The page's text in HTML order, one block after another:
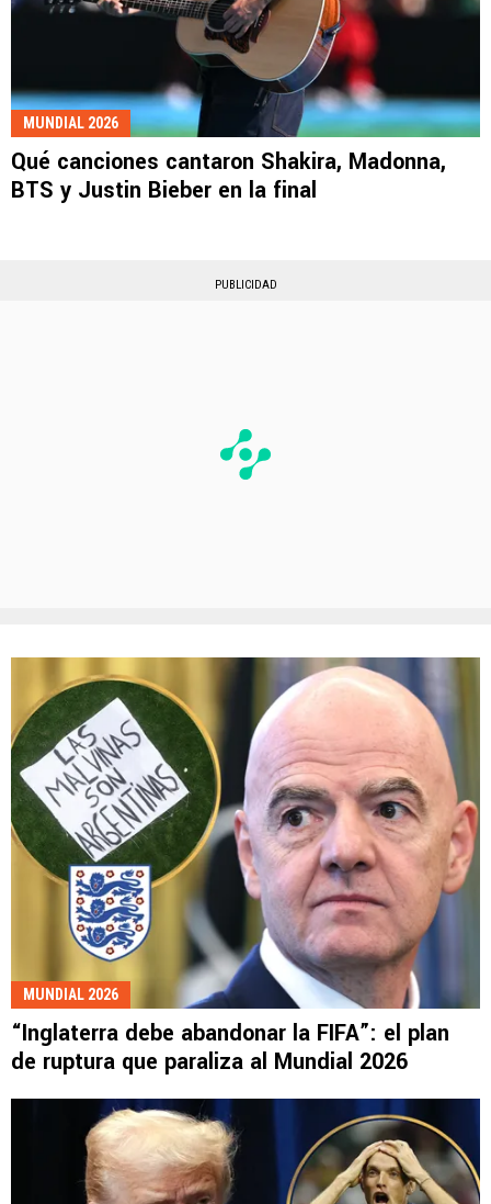
MUNDIAL 2026
Qué canciones cantaron Shakira, Madonna,
BTS y Justin Bieber en la final
PUBLICIDAD
MUNDIAL 2026
“Inglaterra debe abandonar la FIFA”: el plan
de ruptura que paraliza al Mundial 2026